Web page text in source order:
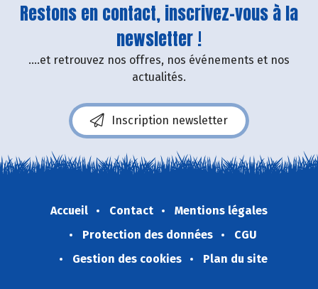
Restons en contact, inscrivez-vous à la
newsletter !
....et retrouvez nos offres, nos événements et nos
actualités.
Inscription newsletter
Accueil Contact
Mentions légales
Protection des données
CGU
Gestion des cookies
Plan du site